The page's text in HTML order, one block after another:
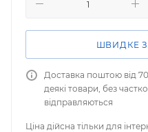
ШВИДКЕ
Доставка поштою від 70
деякі товари, без
відправляються
Ціна дійсна тільки для